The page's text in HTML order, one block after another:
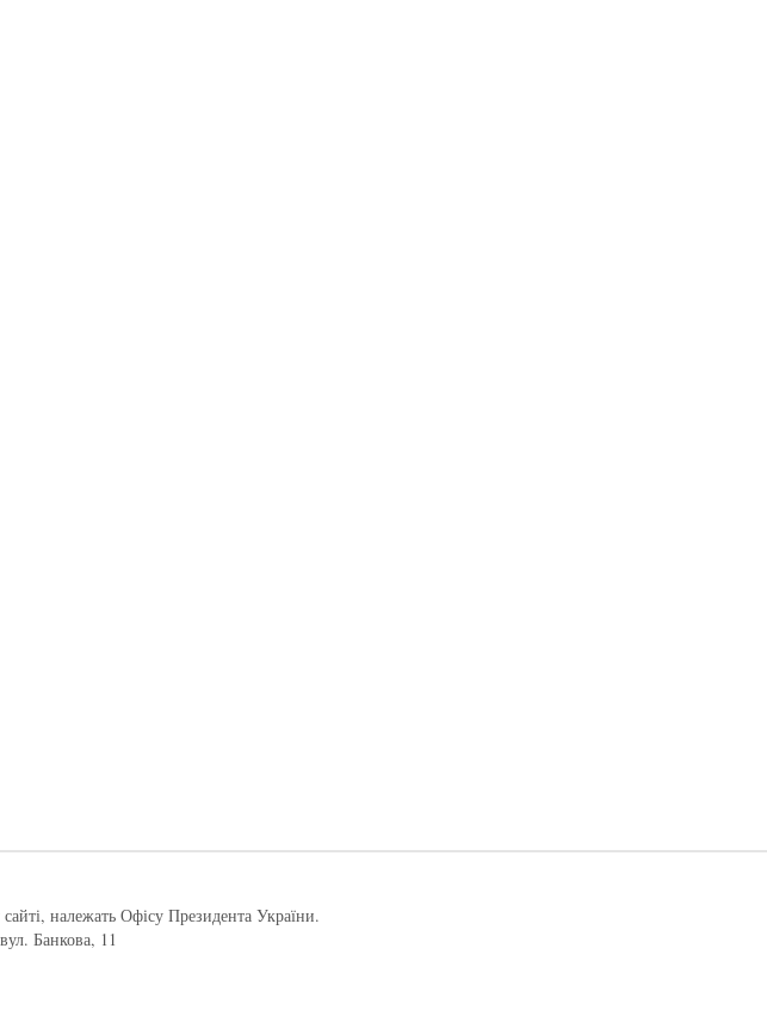
належать Офісу Президента України.
Банкова, 11